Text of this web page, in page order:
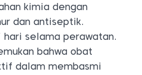
kimia dengan
dan antiseptik.
hari selama perawatan.
bahwa obat
dalam membasmi